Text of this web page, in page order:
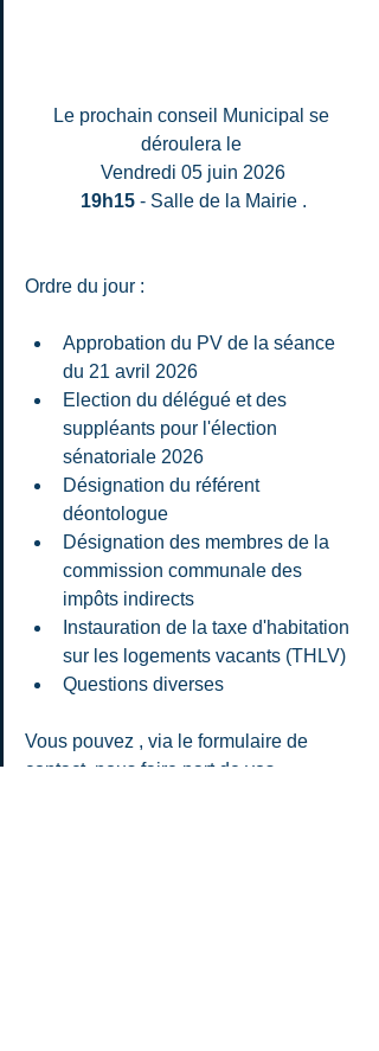
Le prochain conseil Municipal se
déroulera le
Vendredi 05 juin 2026
19h15 - Salle de la Mairie .
Ordre du jour :
Approbation du PV de la séance
du 21 avril 2026
Election du délégué et des
suppléants pour l'élection
sénatoriale 2026
Désignation du référent
déontologue
Désignation des membres de la
commission communale des
impôts indirects
Instauration de la taxe d'habitation
sur les logements vacants (THLV)
Questions diverses
Vous pouvez , via le formulaire de
contact, nous faire part de vos